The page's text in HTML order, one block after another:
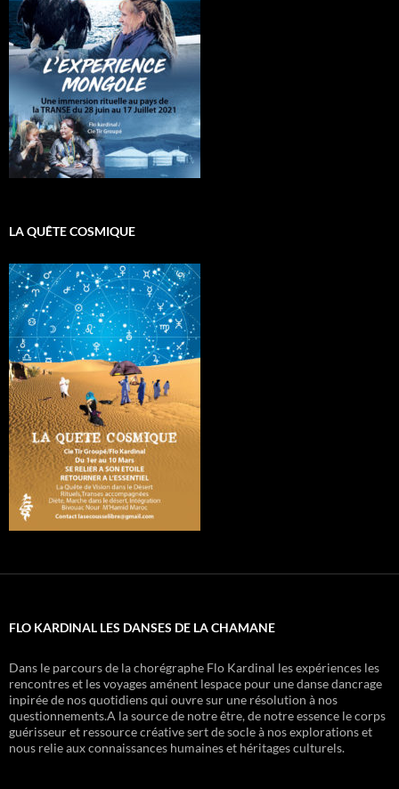
LA QUÊTE COSMIQUE
FLO KARDINAL LES DANSES DE LA CHAMANE
Dans le parcours de la chorégraphe Flo Kardinal les expériences les
rencontres et les voyages aménent lespace pour une danse dancrage
inpirée de nos quotidiens qui ouvre sur une résolution à nos
questionnements.A la source de notre être, de notre essence le corps
guérisseur et ressource créative sert de socle à nos explorations et
nous relie aux connaissances humaines et héritages culturels.